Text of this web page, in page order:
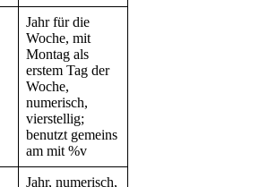
Jahr für die
Woche, mit
Montag als
erstem Tag der
Woche,
numerisch,
vierstellig;
benutzt gemeins
am mit %v
Jahr, numerisch,